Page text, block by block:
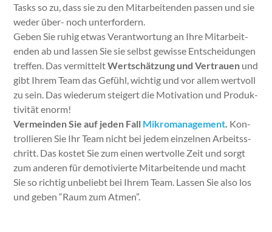
Tasks so zu, dass sie zu den Mitar­bei­t­en­den passen und sie
wed­er über- noch unter­fordern.
Geben Sie ruhig etwas Ver­ant­wor­tung an Ihre Mitar­bei­t­
en­den ab und lassen Sie sie selb­st gewisse Entschei­dun­gen
tre­f­fen. Das ver­mit­teltWertschätzung und Ver­trauen und
gibt Ihrem Team das Gefühl, wichtig und vor allem wertvoll
zu sein. Das wiederum steigert die Moti­va­tion und Pro­duk­
tiv­ität enorm!
Ver­mein­den Sie auf jeden Fall Mikro­man­age­ment Kon­
trol­lieren Sie Ihr Team nicht bei jedem einzel­nen Arbeitss­
chritt. Das kostet Sie zum einen wertvolle Zeit und sorgt
zum anderen für demo­tivierte Mitar­bei­t­ende und macht
Sie so richtig unbe­liebt bei Ihrem Team. Lassen Sie also los
und geben “Raum zum Atmen”.